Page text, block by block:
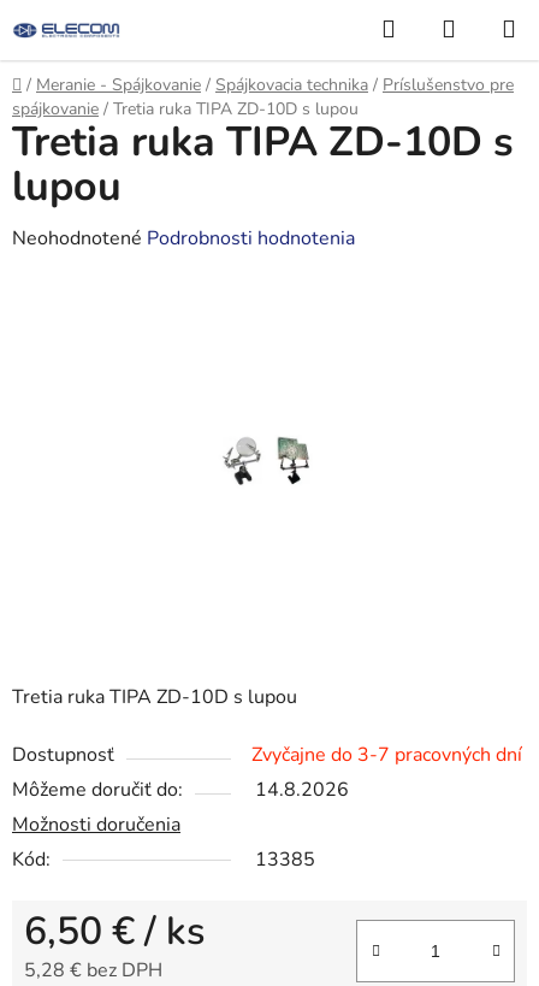
na
obsah
Hľadať
KOŠÍK
Domov
/ Meranie - Spájkovanie / Spájkovacia technika / Príslušenstvo pre
spájkovanie / Tretia ruka TIPA ZD-10D s lupou
Tretia ruka TIPA ZD-10D s lupou
Dostupnosť
Zvyčajne do 3-7 pracovných dní
Môžeme doručiť do:
14.8.2026
Možnosti doručenia
Kód:
13385
6,50 €/ ks
5,28 € bez DPH
Tretia ruka TIPA ZD-10D s
lupou
Priemerné
Neohodnotené Podrobnosti hodnotenia